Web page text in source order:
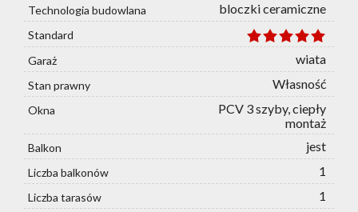
Technologia budowlana bloczki ceramiczne
Standard
Garaż
wiata
Stan prawny Własność
Okna
PCV 3 szyby, ciepły
montaż
Balkon jest
Liczba balkonów 1
Liczba tarasów 1